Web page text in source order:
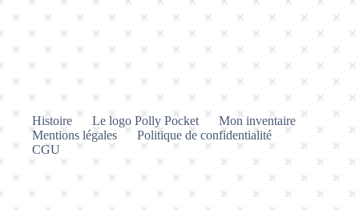
Histoire Le logo Polly Pocket
Mon inventaire
Mentions légales
Politique de confidentialité
CGU